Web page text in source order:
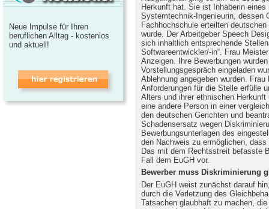
Herkunft hat. Sie ist Inhaberin
Systemtechnik-Ingenieurin, dessen
Fachhochschule erteilten
wurde. Der Arbeitgeber Speech
sich inhaltlich entsprechende
Softwareentwickler/-in“. Frau
Anzeigen. Ihre Bewerbungen
Vorstellungsgespräch eingeladen
Ablehnung angegeben wurden.
Anforderungen für die Stelle erfülle
Alters und ihrer ethnischen
eine andere Person in einer
den deutschen Gerichten und
Schadensersatz wegen
Bewerbungsunterlagen des
den Nachweis zu ermöglichen,
Das mit dem Rechtsstreit befasste
Fall dem EuGH vor.
Bewerber muss Diskriminierung
Der EuGH weist zunächst darauf
durch die Verletzung des
Tatsachen glaubhaft zu machen,
Neue Impulse für Ihren
beruflichen Alltag - kostenlos
und aktuell!